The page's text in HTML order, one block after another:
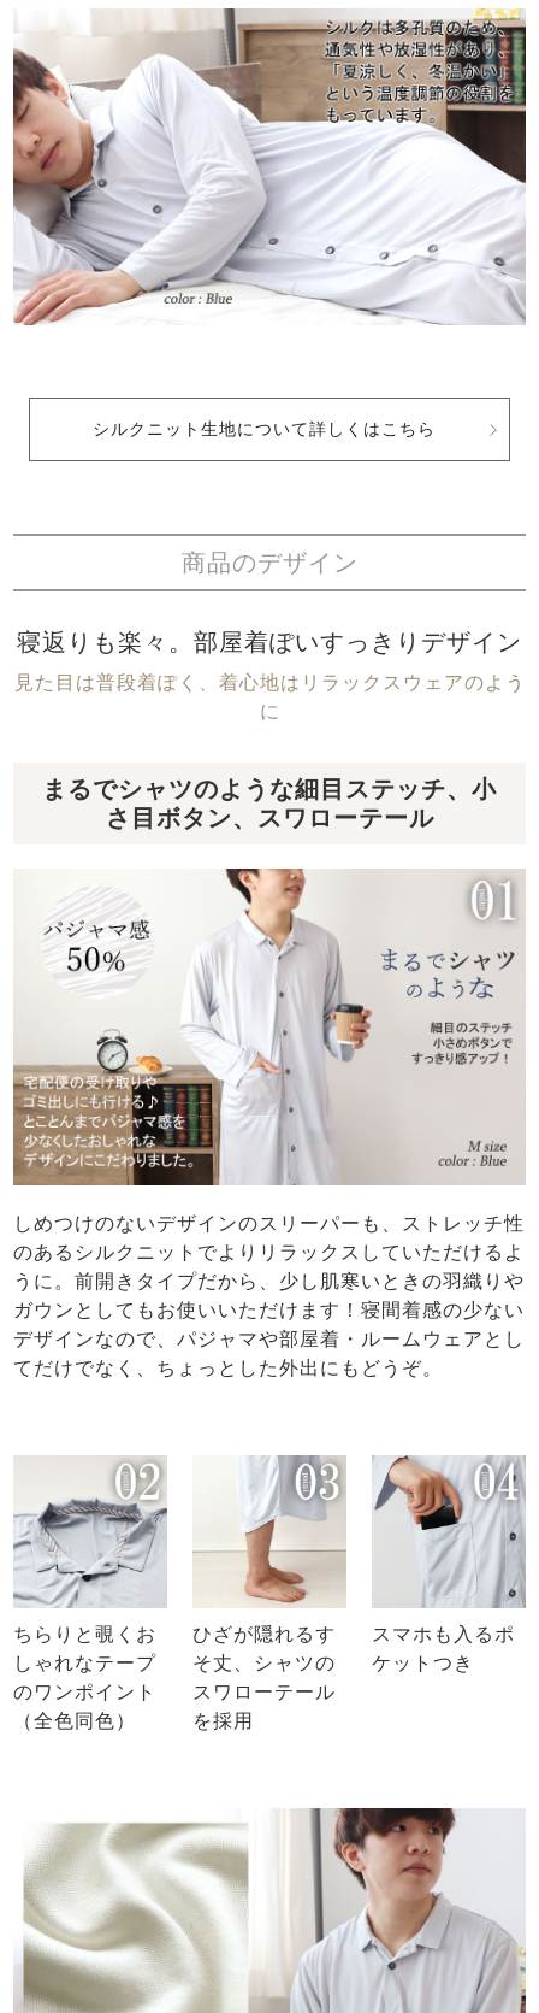
シルクニット生地について詳しくはこちら
商品のデザイン
寝返りも楽々。部屋着ぽいすっきりデザイン
見た目は普段着ぽく、着心地はリラックスウェアのよう
に
まるでシャツのような細目ステッチ、小
さ目ボタン、スワローテール
しめつけのないデザインのスリーパーも、ストレッチ性
のあるシルクニットでよりリラックスしていただけるよ
うに。前開きタイプだから、少し肌寒いときの羽織りや
ガウンとしてもお使いいただけます！寝間着感の少ない
デザインなので、パジャマや部屋着・ルームウェアとし
てだけでなく、ちょっとした外出にもどうぞ。
ちらりと覗くお
しゃれなテープ
のワンポイント
（全色同色）
ひざが隠れるす
そ丈、シャツの
スワローテール
を採用
スマホも入るポ
ケットつき